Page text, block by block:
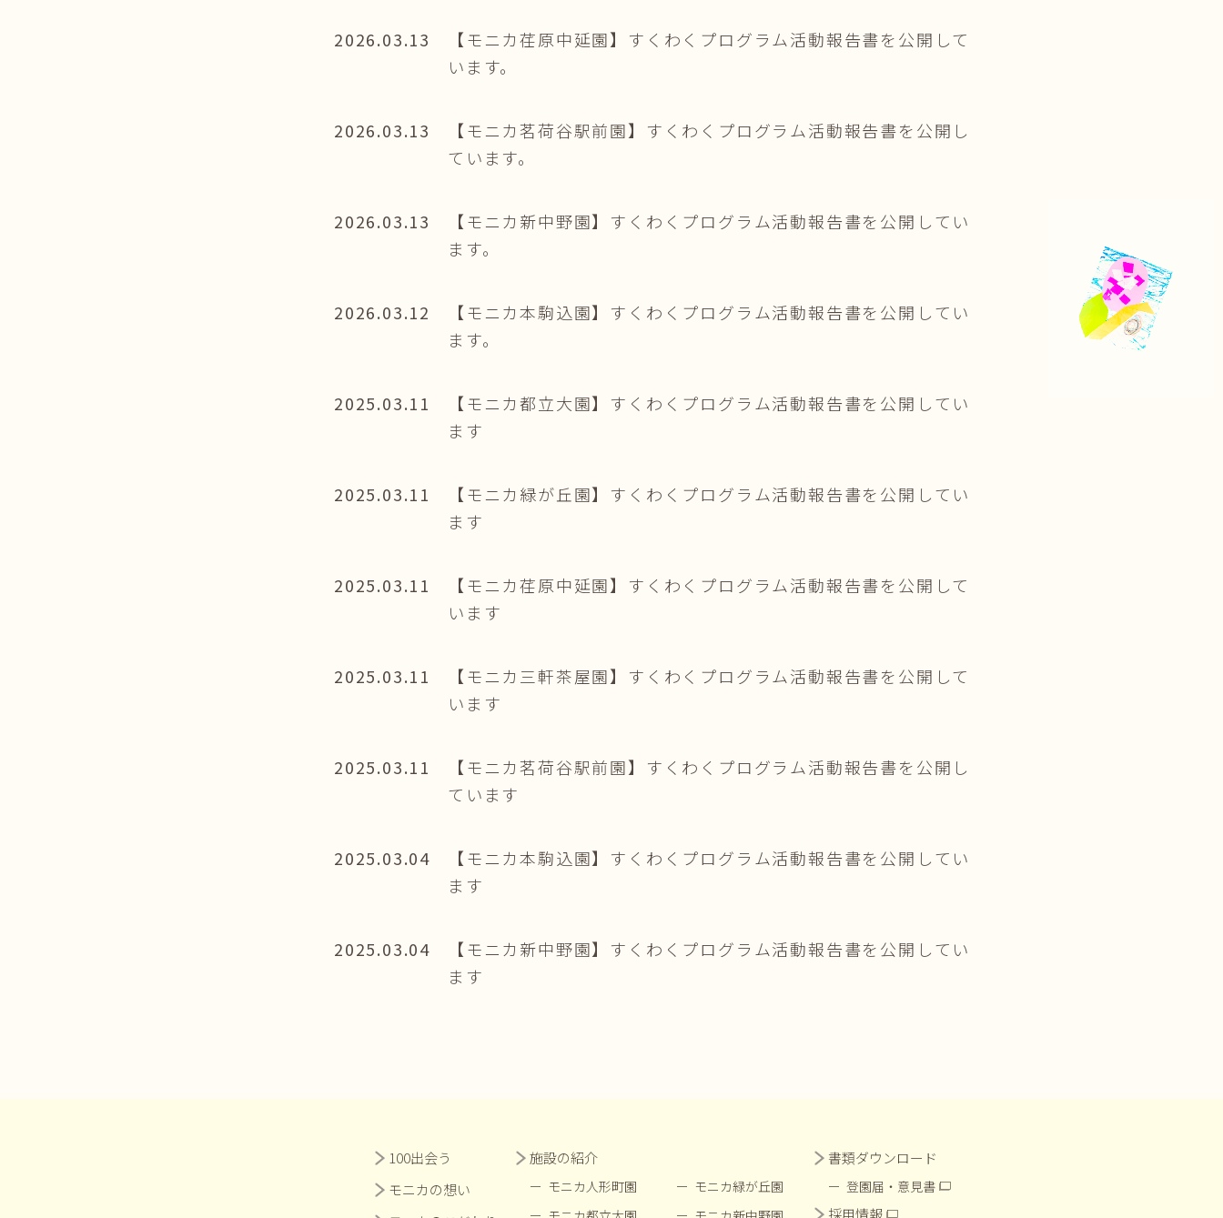
2026.03.13
【モニカ荏原中延園】すくわくプログラム活動報告書を公開して
います。
2026.03.13
【モニカ茗荷谷駅前園】すくわくプログラム活動報告書を公開し
ています。
2026.03.13
【モニカ新中野園】すくわくプログラム活動報告書を公開してい
ます。
2026.03.12
【モニカ本駒込園】すくわくプログラム活動報告書を公開してい
ます。
2025.03.11
【モニカ都立大園】すくわくプログラム活動報告書を公開してい
ます
2025.03.11
【モニカ緑が丘園】すくわくプログラム活動報告書を公開してい
ます
2025.03.11
【モニカ荏原中延園】すくわくプログラム活動報告書を公開して
います
2025.03.11
【モニカ三軒茶屋園】すくわくプログラム活動報告書を公開して
います
2025.03.11
【モニカ茗荷谷駅前園】すくわくプログラム活動報告書を公開し
ています
2025.03.04
【モニカ本駒込園】すくわくプログラム活動報告書を公開してい
ます
2025.03.04
【モニカ新中野園】すくわくプログラム活動報告書を公開してい
ます
100出会う
モニカの想い
施設の紹介
モニカ人形町園
モニカ緑が丘園
書類ダウンロード
登園届・意見書
採用情報